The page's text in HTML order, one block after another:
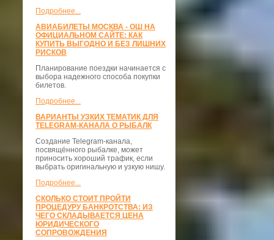
Подробнее...
АВИАБИЛЕТЫ МОСКВА - ОШ НА
ОФИЦИАЛЬНОМ САЙТЕ: КАК
КУПИТЬ ВЫГОДНО И БЕЗ ЛИШНИХ
РИСКОВ
Планирование поездки начинается с
выбора надежного способа покупки
билетов.
Подробнее...
ВАРИАНТЫ УЗКИХ ТЕМАТИК ДЛЯ
TELEGRAM-КАНАЛА О РЫБАЛК
Создание Telegram-канала,
посвящённого рыбалке, может
приносить хороший трафик, если
выбрать оригинальную и узкую нишу.
Подробнее...
СКОЛЬКО СТОИТ ПРОЙТИ
ПРОЦЕДУРУ БАНКРОТСТВА: ИЗ
ЧЕГО СКЛАДЫВАЕТСЯ ЦЕНА
ЮРИДИЧЕСКОГО
СОПРОВОЖДЕНИЯ